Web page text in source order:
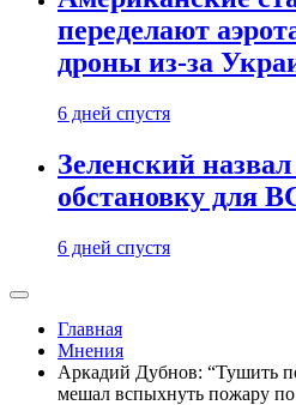
переделают
дроны из-за
6 дней спустя
Зеленский
обстановку для
6 дней спустя
Главная
Мнения
Аркадий Дубнов: “Тушить
мешал вспыхнуть пожару по